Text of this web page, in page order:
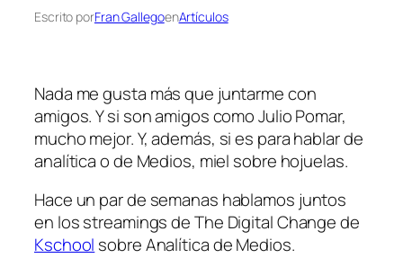
Escrito porFran GallegoenArtículos
Nada me gusta más que juntarme con
amigos. Y si son amigos como Julio Pomar,
mucho mejor. Y, además, si es para hablar de
analítica o de Medios, miel sobre hojuelas.
Hace un par de semanas hablamos juntos
en losstreamingsde The Digital Change de
Kschool sobre Analítica de Medios.